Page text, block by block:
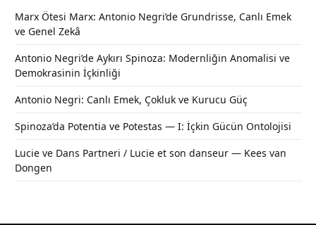
Marx Ötesi Marx: Antonio Negri’de Grundrisse, Canlı Emek
ve Genel Zekâ
Antonio Negri’de Aykırı Spinoza: Modernliğin Anomalisi ve
Demokrasinin İçkinliği
Antonio Negri: Canlı Emek, Çokluk ve Kurucu Güç
Spinoza’da Potentia ve Potestas — I: İçkin Gücün Ontolojisi
Lucie ve Dans Partneri / Lucie et son danseur — Kees van
Dongen